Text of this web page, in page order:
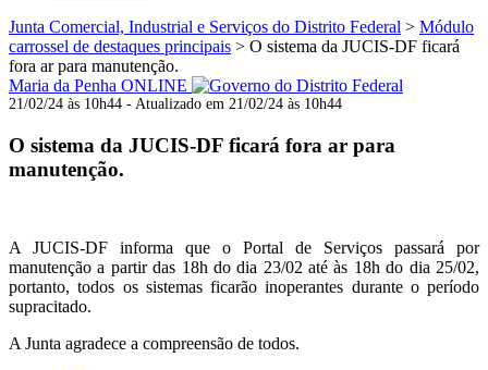
Junta Comercial, Industrial e Serviços do Distrito Federal > Módulo
carrossel de destaques principais > O sistema da JUCIS-DF ficará
fora ar para manutenção.
Maria da Penha ONLINE
21/02/24 às 10h44 - Atualizado em 21/02/24 às 10h44
O sistema da JUCIS-DF ficará fora ar para
manutenção.
A JUCIS-DF informa que o Portal de Serviços passará por
manutenção a partir das 18h do dia 23/02 até às 18h do dia 25/02,
portanto, todos os sistemas ficarão inoperantes durante o período
supracitado.
A Junta agradece a compreensão de todos.